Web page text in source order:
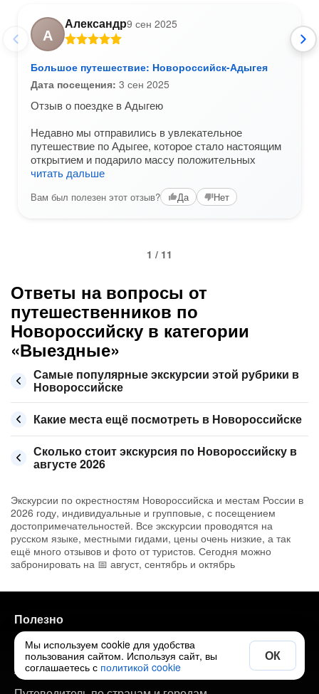
А
Александр9 сен 2025
Большое путешествие: Новороссийск-Адыгея
Дата посещения: 3 сен 2025
Отзыв о поездке в Адыгею
Недавно мы отправились в увлекательное
путешествие по Адыгее, которое стало настоящим
открытием и подарило массу положительных
читать дальше
Вам был полезен этот отзыв? Да Нет
1 / 11
Ответы на вопросы от
путешественников по
Новороссийску в категории
«Выездные»
Самые популярные экскурсии этой рубрики в
Новороссийске
Какие места ещё посмотреть в Новороссийске
Сколько стоит экскурсия по Новороссийску в
августе 2026
Экскурсии по окрестностям Новороссийска и местам России в
2026 году, индивидуальные и групповые, с посещением
достопримечательностей. Все экскурсии проводятся на
русском языке, местными гидами, цены очень низкие, а так
ещё много отзывов и фото от туристов. Сегодня можно
забронировать на 📅 август, сентябрь и октябрь
Полезно
Экскурсии по городам
Авторские туры по городам
Мы используем cookie для удобства
пользования сайтом. Используя сайт, вы
соглашаетесь с политикой cookie
ОК